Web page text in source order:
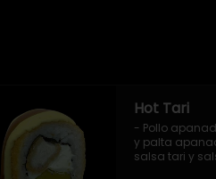
Hot Tari
- Pollo
y palta
salsa tari y